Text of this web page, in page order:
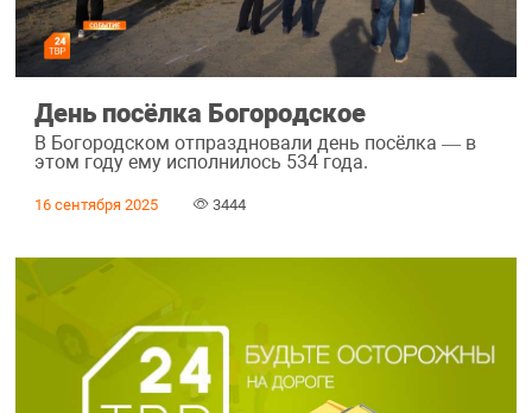
День посёлка Богородское
В Богородском отпраздновали день посёлка — в
этом году ему исполнилось 534 года.
16 сентября 2025 3444